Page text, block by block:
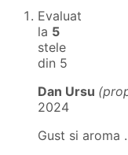
Evaluat
la 5
stele
din 5
Dan Ursu
2024
Gust si aroma